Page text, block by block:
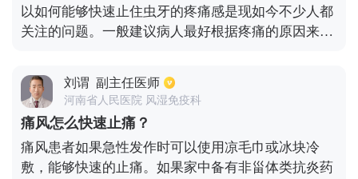
以如何能够快速止住虫牙的疼痛感是现如今不少人都
关注的问题。一般建议病人最好根据疼痛的原因来针
药坚硬的东西而出现牙痛感，可考虑选择根管疗法。
该治疗方法能够去除根管当中的炎症以及全部坏死病
灶。如果是因为食物嵌塞在虫牙洞当中，导致疼痛感
出现，则可以考虑选择补牙疗法。该方法可以不让食
物进入到虫牙洞中。
刘谓 副主任医师
河南省人民医院 风湿免疫科
痛风怎么快速止痛？
痛风患者如果急性发作时可以使用凉毛巾或冰块冷
敷，能够快速的止痛。如果家中备有非甾体类抗炎药